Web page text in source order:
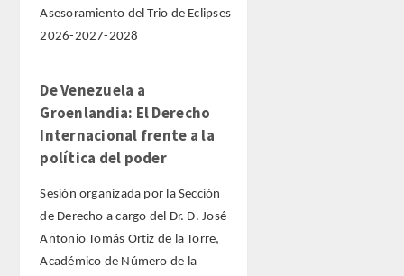
Asesoramiento del Trio de Eclipses
2026-2027-2028
De Venezuela a
Groenlandia: El Derecho
Internacional frente a la
política del poder
Sesión organizada por la Sección
de Derecho a cargo del Dr. D. José
Antonio Tomás Ortiz de la Torre,
Académico de Número de la